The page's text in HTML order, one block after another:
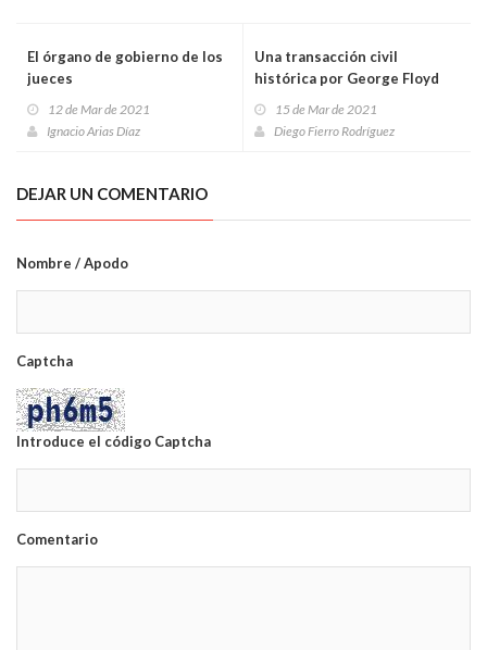
El órgano de gobierno de los
jueces
12 de Mar de 2021
Ignacio Arias Díaz
Una transacción civil
histórica por George Floyd
15 de Mar de 2021
Diego Fierro Rodríguez
DEJAR UN COMENTARIO
Nombre / Apodo
Captcha
Introduce el código Captcha
Comentario